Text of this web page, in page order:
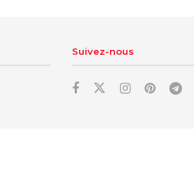
Suivez-nous